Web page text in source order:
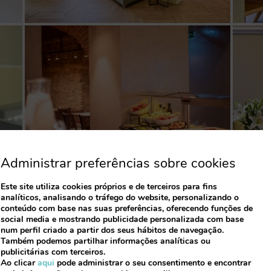
Administrar preferências sobre cookies
Este site utiliza cookies próprios e de terceiros para fins
analíticos, analisando o tráfego do website, personalizando o
conteúdo com base nas suas preferências, oferecendo funções de
social media e mostrando publicidade personalizada com base
num perfil criado a partir dos seus hábitos de navegação.
Também podemos partilhar informações analíticas ou
publicitárias com terceiros.
Ao clicaraqui pode administrar o seu consentimento e encontrar